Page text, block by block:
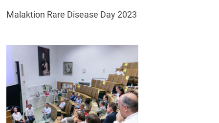
Malaktion Rare Disease Day 2023